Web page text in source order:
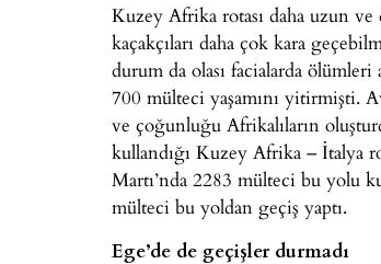
Kuzey Afrika rotası daha uzun ve
kaçakçıları daha çok kara
durum da olası facialarda
700 mülteci yaşamını yitirmişti.
ve çoğunluğu Afrikalıların
kullandığı Kuzey Afrika – İtalya
Martı’nda 2283 mülteci bu yolu
mülteci bu yoldan geçiş yaptı.
Ege’de de geçişler durmadı